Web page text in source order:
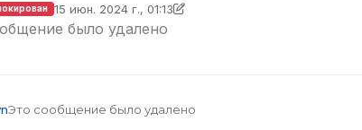
15 июн. 2024 г., 01:13
отредактировано Syn
было удалено
Это сообщение было удалено